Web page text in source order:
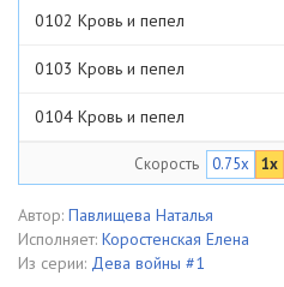
0102 Кровь и пепел
0103 Кровь и пепел
0104 Кровь и пепел
0105 Кровь и пепел
0201 Кровь и пепел
0202 Кровь и пепел
Скорость 0.75x 1x
Автор: Павлищева Наталья
Исполняет: Коростенская Елена
Из серии: Дева войны #1